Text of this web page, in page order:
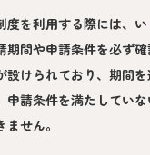
度を利用する際には、
期間や申請条件を必ず
設けられており、期間
申請条件を満たしてい
せん。